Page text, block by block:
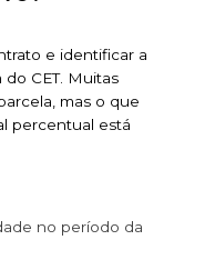
e identificar a
CET. Muitas
mas o que
percentual está
no período da